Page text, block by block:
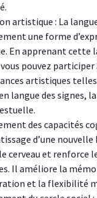
artistique : La
une forme
En apprenant cette
pouvez participer
artistiques telles
langue des signes,
des capacités
d’une nouvelle
cerveau et renforce
Il améliore la
et la flexibilité